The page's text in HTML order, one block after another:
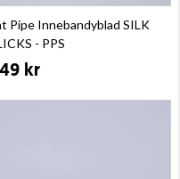
Pipe Innebandyblad SILK
- PPS
kr